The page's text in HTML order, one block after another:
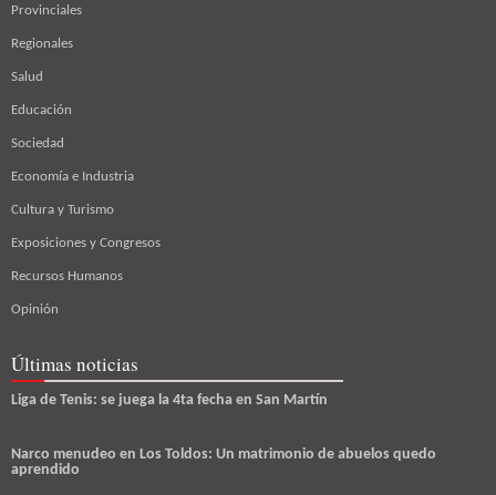
Provinciales
Regionales
Salud
Educación
Sociedad
Economía e Industria
Cultura y Turismo
Exposiciones y Congresos
Recursos Humanos
Opinión
Últimas noticias
Liga de Tenis: se juega la 4ta fecha en San Martín
Narco menudeo en Los Toldos: Un matrimonio de abuelos quedo
aprendido